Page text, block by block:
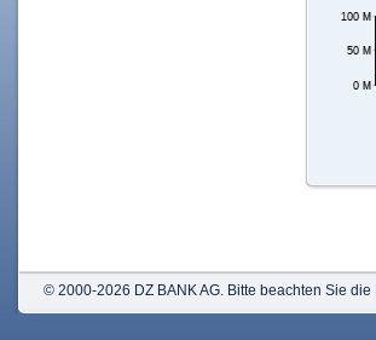
© 2000-2026 DZ BANK AG. Bitte beachten Sie die